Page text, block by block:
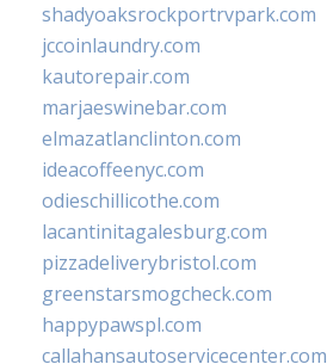
shadyoaksrockportrvpark.com
jccoinlaundry.com
kautorepair.com
marjaeswinebar.com
elmazatlanclinton.com
ideacoffeenyc.com
odieschillicothe.com
lacantinitagalesburg.com
pizzadeliverybristol.com
greenstarsmogcheck.com
happypawspl.com
callahansautoservicecenter.com